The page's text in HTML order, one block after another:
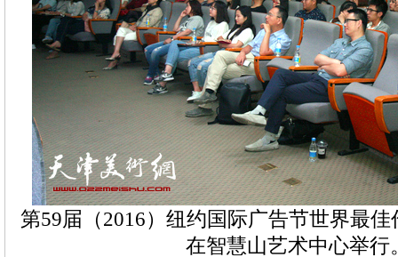
第59届（2016）纽约国际广告节世界最
在智慧山艺术中心举行